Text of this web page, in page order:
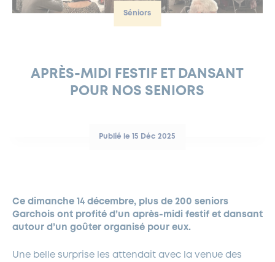
EAU POTABLE ET ASSAINISSEMENT
DÉCLARATION DE CATASTROPHE NATURELLE
LOCATION DE SALLES
INFORMATIONS PRATIQUES
SUBVENTIONS
PANNEAUX D’AFFICHAGE LIBRE
GRÖBENZELL
DÉVELOPPEMENT DURABLE
DEMANDE D’ABATTAGE
GESTION DU PATRIMOINE ARBORÉ
Séniors
APRÈS-MIDI FESTIF ET DANSANT
POUR NOS SENIORS
Publié le 15 Déc 2025
Ce dimanche 14 décembre, plus de 200 seniors
Garchois ont profité d’un après-midi festif et dansant
autour d’un goûter organisé pour eux.
Une belle surprise les attendait avec la venue des